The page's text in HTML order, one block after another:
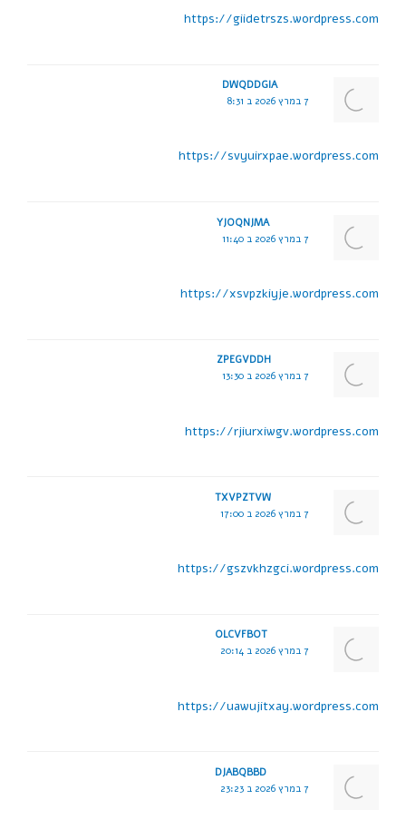
https://giidetrszs.wordpress.com
DWQDDGIA
7 במרץ 2026 ב 8:31
https://svyuirxpae.wordpress.com
YJOQNJMA
7 במרץ 2026 ב 11:40
https://xsvpzkiyje.wordpress.com
ZPEGVDDH
7 במרץ 2026 ב 13:30
https://rjiurxiwgv.wordpress.com
TXVPZTVW
7 במרץ 2026 ב 17:00
https://gszvkhzgci.wordpress.com
OLCVFBOT
7 במרץ 2026 ב 20:14
https://uawujitxay.wordpress.com
DJABQBBD
7 במרץ 2026 ב 23:23